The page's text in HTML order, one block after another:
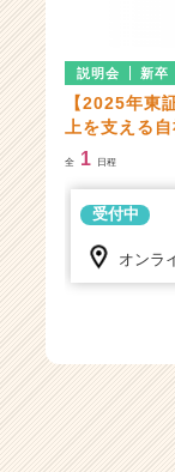
説明会 新卒
【2025年東
上を支える
全 1 日程
受付中
オンラ